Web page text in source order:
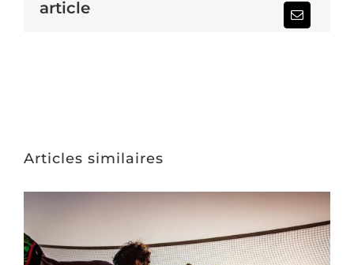
article
Articles similaires